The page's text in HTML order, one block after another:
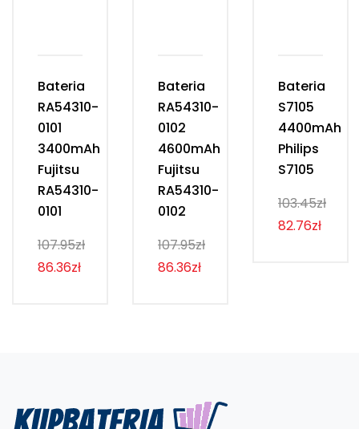
Bateria
RA54310-
0101
3400mAh
Fujitsu
RA54310-
0101
107.95zł
86.36zł
Bateria
RA54310-
0102
4600mAh
Fujitsu
RA54310-
0102
107.95zł
86.36zł
Bateria
S7105
4400mAh
Philips
S7105
103.45zł
82.76zł